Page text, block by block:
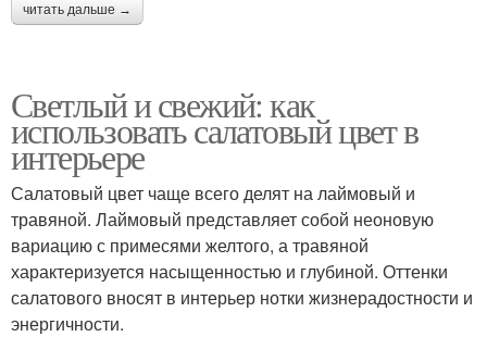
читать дальше →
Светлый и свежий: как
использовать салатовый цвет в
интерьере
Салатовый цвет чаще всего делят на лаймовый и
травяной. Лаймовый представляет собой неоновую
вариацию с примесями желтого, а травяной
характеризуется насыщенностью и глубиной. Оттенки
салатового вносят в интерьер нотки жизнерадостности и
энергичности.